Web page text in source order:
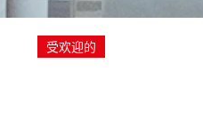
受欢迎的